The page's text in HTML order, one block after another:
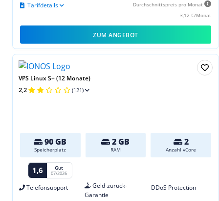
Durchschnittspreis pro Monat
3,12 €/Monat
Tarifdetails
ZUM ANGEBOT
VPS Linux S+ (12 Monate)
2,2 (121)
90 GB
Speicherplatz
2 GB
RAM
2
Anzahl vCore
1,6 Gut
07/2026
Telefonsupport
Geld-zurück-
Garantie
DDoS Protection